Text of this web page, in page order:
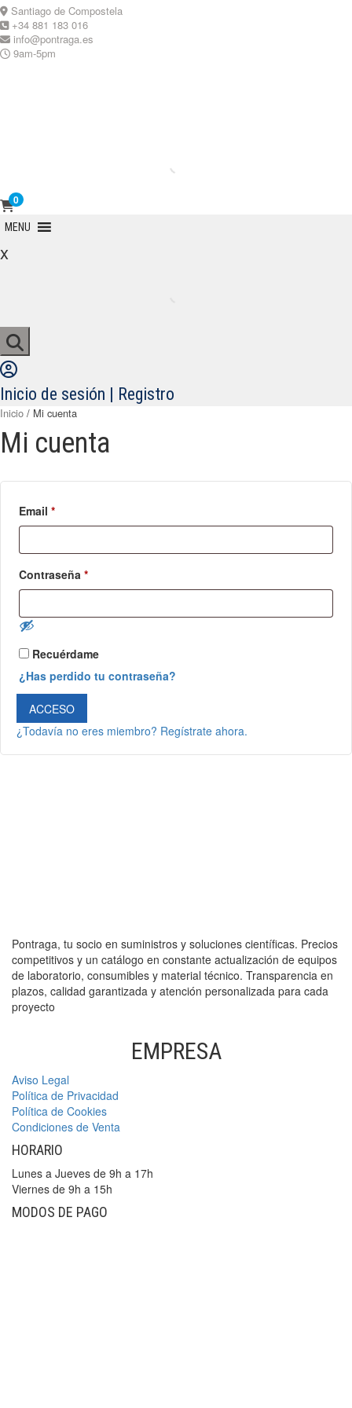
Skip
to
content
Santiago de Compostela
+34 881 183 016
info@pontraga.es
9am-5pm
0
Primary
MENU
x
Inicio de sesión | Registro
Inicio / Mi cuenta
Mi cuenta
Email *
Contraseña *
Recuérdame
¿Has perdido tu contraseña?
ACCESO
¿Todavía no eres miembro? Regístrate ahora.
Pontraga, tu socio en suministros y soluciones científicas. Precios
competitivos y un catálogo en constante actualización de equipos
de laboratorio, consumibles y material técnico. Transparencia en
plazos, calidad garantizada y atención personalizada para cada
proyecto
EMPRESA
Aviso Legal
Política de Privacidad
Política de Cookies
Condiciones de Venta
HORARIO
Lunes a Jueves de 9h a 17h
Viernes de 9h a 15h
MODOS DE PAGO